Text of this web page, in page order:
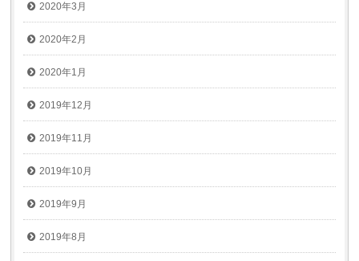
2020年3月
2020年2月
2020年1月
2019年12月
2019年11月
2019年10月
2019年9月
2019年8月